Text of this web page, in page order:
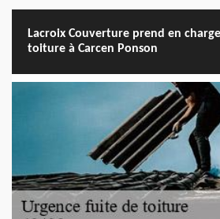
Lacroix Couverture prend en
toiture à Carcen Ponson